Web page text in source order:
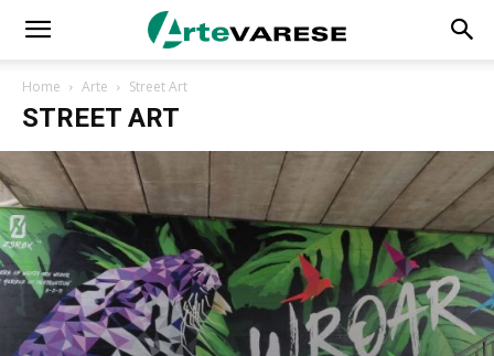
Home Arte Street Art
STREET ART